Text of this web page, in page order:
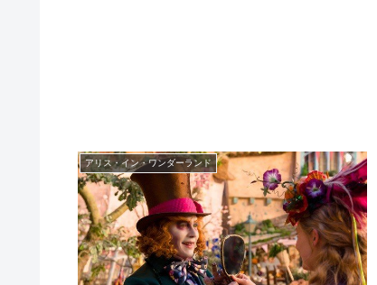
アリス・イン・ワンダーランド